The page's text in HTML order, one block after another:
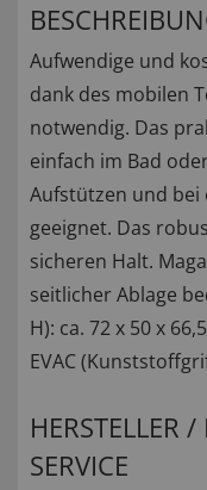
Aufwendige und
dank des mobilen
notwendig. Das
einfach im Bad
Aufstützen und bei
geeignet. Das
sicheren Halt.
seitlicher Ablage
H): ca. 72 x 50 x
EVAC
HERSTELLER
SERVICE